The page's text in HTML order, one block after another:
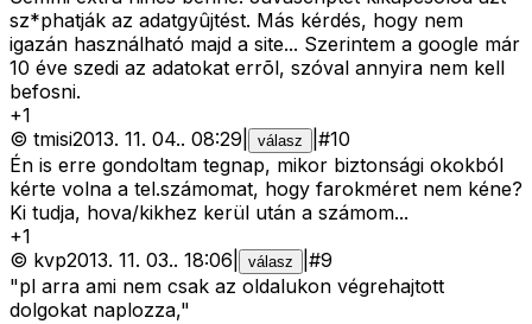
sz*phatják az adatgyûjtést. Más kérdés, hogy nem
igazán használható majd a site... Szerintem a google már
10 éve szedi az adatokat errõl, szóval annyira nem kell
befosni.
+1
© tmisi2013. 11. 04.. 08:29 válasz #10
Én is erre gondoltam tegnap, mikor biztonsági okokból
kérte volna a tel.számomat, hogy farokméret nem kéne?
Ki tudja, hova/kikhez kerül után a számom...
+1
© kvp2013. 11. 03.. 18:06 válasz #9
"pl arra ami nem csak az oldalukon végrehajtott
dolgokat naplozza,"